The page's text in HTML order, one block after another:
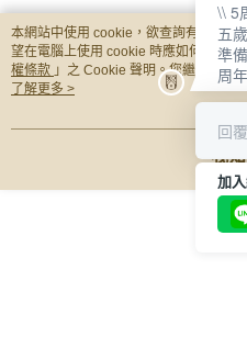
【HOUSUXI】迪士尼
玩具總動員系列-三眼
怪-316不鏽鋼兒童湯匙
件75折】
NT$185
【
奇奇
鋼兒
周年
全站
本網站中使用 cookie，欲查詢有關本網
望在電腦上使用 cookie 時應如何變更電
權條款 」之 Cookie 聲明。您繼續使用
用條款之 Cookie 聲明使用 cookie。
了解更多 >
我
\\ 5
五
準
周
回
加